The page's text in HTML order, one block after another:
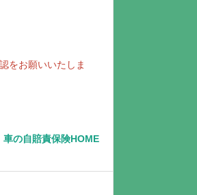
をお願いいたしま
の自賠責保険HOME